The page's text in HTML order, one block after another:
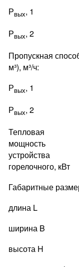
Рвых, 1
Рвых, 2
Пропускная
м³), м³/ч:
Рвых, 1
Рвых, 2
Тепловая
мощность
устройства
горелочного, кВт
Габаритные
длина L
ширина B
высота H